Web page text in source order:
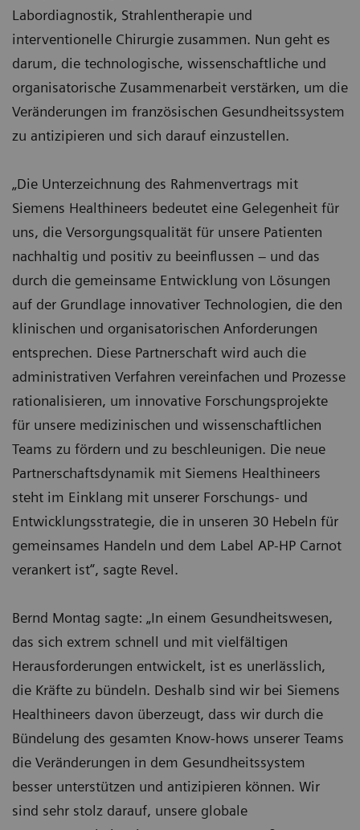
Labordiagnostik, Strahlentherapie und
interventionelle Chirurgie zusammen. Nun geht es
darum, die technologische, wissenschaftliche und
organisatorische Zusammenarbeit verstärken, um die
Veränderungen im französischen Gesundheitssystem
zu antizipieren und sich darauf einzustellen.
„Die Unterzeichnung des Rahmenvertrags mit
Siemens Healthineers bedeutet eine Gelegenheit für
uns, die Versorgungsqualität für unsere Patienten
nachhaltig und positiv zu beeinflussen – und das
durch die gemeinsame Entwicklung von Lösungen
auf der Grundlage innovativer Technologien, die den
klinischen und organisatorischen Anforderungen
entsprechen. Diese Partnerschaft wird auch die
administrativen Verfahren vereinfachen und Prozesse
rationalisieren, um innovative Forschungsprojekte
für unsere medizinischen und wissenschaftlichen
Teams zu fördern und zu beschleunigen. Die neue
Partnerschaftsdynamik mit Siemens Healthineers
steht im Einklang mit unserer Forschungs- und
Entwicklungsstrategie, die in unseren 30 Hebeln für
gemeinsames Handeln und dem Label AP-HP Carnot
verankert ist“, sagte Revel.
Bernd Montag sagte: „In einem Gesundheitswesen,
das sich extrem schnell und mit vielfältigen
Herausforderungen entwickelt, ist es unerlässlich,
die Kräfte zu bündeln. Deshalb sind wir bei Siemens
Healthineers davon überzeugt, dass wir durch die
Bündelung des gesamten Know-hows unserer Teams
die Veränderungen in dem Gesundheitssystem
besser unterstützen und antizipieren können. Wir
sind sehr stolz darauf, unsere globale